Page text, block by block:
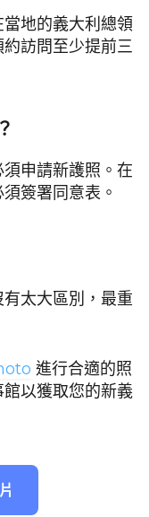
地的義大利總領
訪問至少提前三
申請新護照。在
簽署同意表。
太大區別，最重
進行合適的照
以獲取您的新義